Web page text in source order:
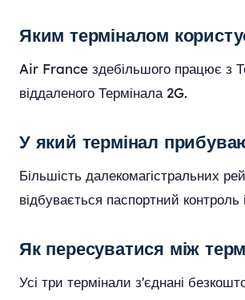
Яким терміналом
Air France здебільшого працює з
віддаленого Термінала 2G.
У який термінал
Більшість далекомагістральних
відбувається паспортний контроль
Як пересуватися між
Усі три термінали з'єднані